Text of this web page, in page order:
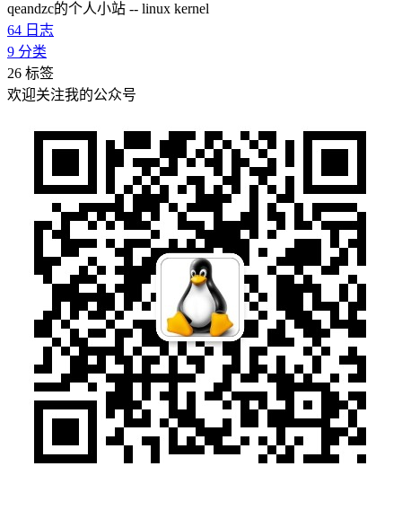
qeandzc的个人小站 -- linux kernel
64 日志
9 分类
26 标签
欢迎关注我的公众号